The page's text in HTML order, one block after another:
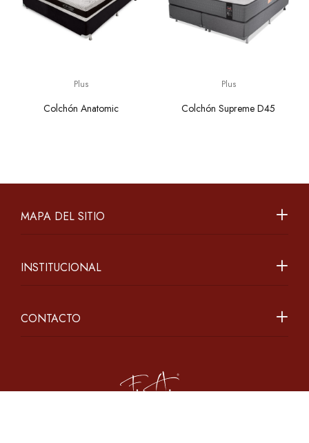
Plus
Colchón Anatomic
Plus
Colchón Supreme D45
MAPA DEL SITIO
INSTITUCIONAL
CONTACTO